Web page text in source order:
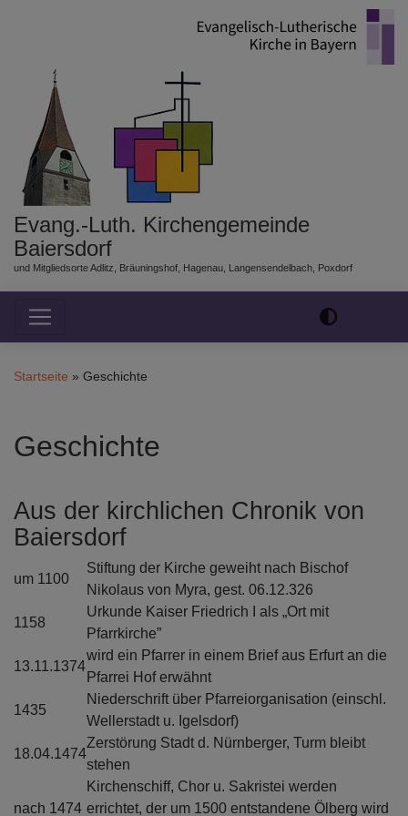
Evang.-Luth. Kirchengemeinde
Baiersdorf
und Mitgliedsorte Adlitz, Bräuningshof, Hagenau, Langensendelbach, Poxdorf
Hauptnavigation
Startseite Geschichte
Geschichte
Aus der kirchlichen Chronik von
Baiersdorf
um 1100
Stiftung der Kirche geweiht nach Bischof
Nikolaus von Myra, gest. 06.12.326
1158
Urkunde Kaiser Friedrich I als „Ort mit
Pfarrkirche”
13.11.1374
wird ein Pfarrer in einem Brief aus Erfurt an die
Pfarrei Hof erwähnt
1435
Niederschrift über Pfarreiorganisation (einschl.
Wellerstadt u. Igelsdorf)
18.04.1474
Zerstörung Stadt d. Nürnberger, Turm bleibt
stehen
nach 1474
Kirchenschiff, Chor u. Sakristei werden
errichtet, der um 1500 entstandene Ölberg wird